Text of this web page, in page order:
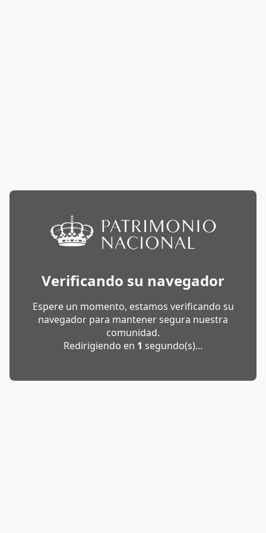
Verificando su navegador
Espere un momento, estamos verificando su
navegador para mantener segura nuestra
comunidad.
Redirigiendo en 1 segundo(s)...